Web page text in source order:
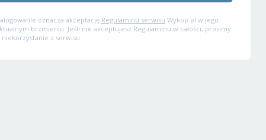
oznacza akceptację Regulaminu serwisu Wykop.pl w jego
brzmieniu. Jeśli nie akceptujesz Regulaminu w całości, prosimy
niekorzystanie z serwisu.